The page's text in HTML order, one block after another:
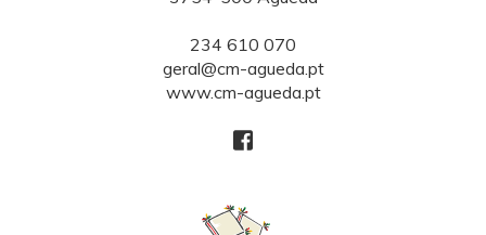
234 610 070
geral@cm-agueda.pt
www.cm-agueda.pt